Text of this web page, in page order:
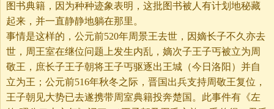
图书典籍，因为种种迹象表明，这批图书被人有计划地秘藏
起来，并一直静静地躺在那里。
事情是这样的，公元前520年周景王去世，因嫡长子不久亦去
世，周王室在继位问题上发生内乱，嫡次子王子丐被立为周
敬王，庶长子王子朝将王子丐驱逐出王城（今日洛阳）并自
立为王；公元前516年秋冬之际，晋国出兵支持周敬王复位，
王子朝见大势已去遂携带周室典籍投奔楚国。此事件有《左